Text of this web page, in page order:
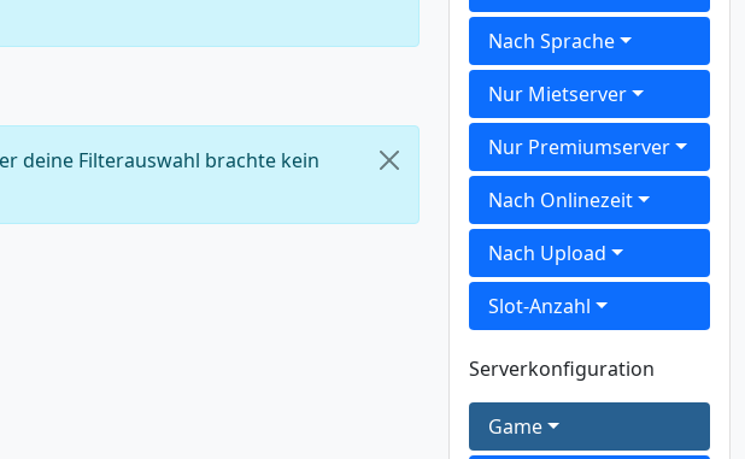
deine Filterauswahl brachte kein
Nach Sprache
Nur Mietserver
Nur Premiumserver
Nach Onlinezeit
Nach Upload
Slot-Anzahl
Serverkonfiguration
Game